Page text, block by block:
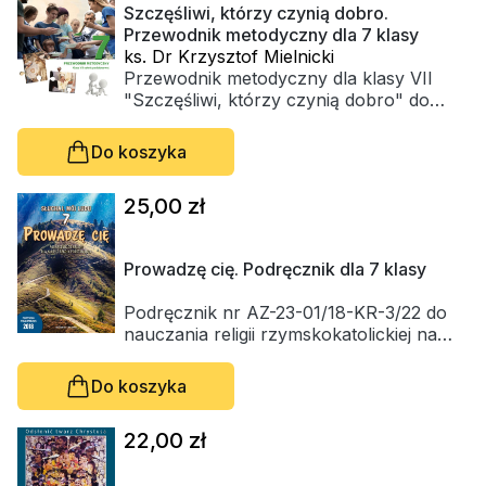
tematy związane z przeżywanymi
uroczystościami i okresami roku
kościelnego.
Szczęśliwi, którzy czynią dobro.
Przewodnik metodyczny dla 7 klasy
ks. Dr Krzysztof Mielnicki
Przewodnik metodyczny dla klasy VII
"Szczęśliwi, którzy czynią dobro" do
nauczania nr AZ-2-02/20 z dn.
11.05.2020
Do koszyka
Prowadzę cię. Podręcznik dla 7 klasy
Podręcznik nr AZ-23-01/18-KR-3/22 do
nauczania religii rzymskokatolickiej na
biskupów diecezjalnych, zgodny z
programem nauczania nr AZ-2-01/18.
25,00 zł
Do koszyka
22,00 zł